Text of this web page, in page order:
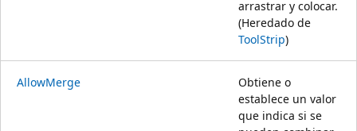
arrastrar y colocar.
(Heredado de
ToolStrip)
AllowMerge
Obtiene o
establece un valor
que indica si se